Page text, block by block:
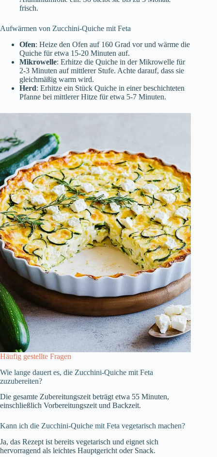
frisch.
Aufwärmen von Zucchini-Quiche mit Feta
Ofen: Heize den Ofen auf 160 Grad vor und wärme die
Quiche für etwa 15-20 Minuten auf.
Mikrowelle: Erhitze die Quiche in der Mikrowelle für
2-3 Minuten auf mittlerer Stufe. Achte darauf, dass sie
gleichmäßig warm wird.
Herd: Erhitze ein Stück Quiche in einer beschichteten
Pfanne bei mittlerer Hitze für etwa 5-7 Minuten.
Häufig gestellte Fragen
Wie lange dauert es, die Zucchini-Quiche mit Feta
zuzubereiten?
Die gesamte Zubereitungszeit beträgt etwa 55 Minuten,
einschließlich Vorbereitungszeit und Backzeit.
Kann ich die Zucchini-Quiche mit Feta vegetarisch machen?
Ja, das Rezept ist bereits vegetarisch und eignet sich
hervorragend als leichtes Hauptgericht oder Snack.